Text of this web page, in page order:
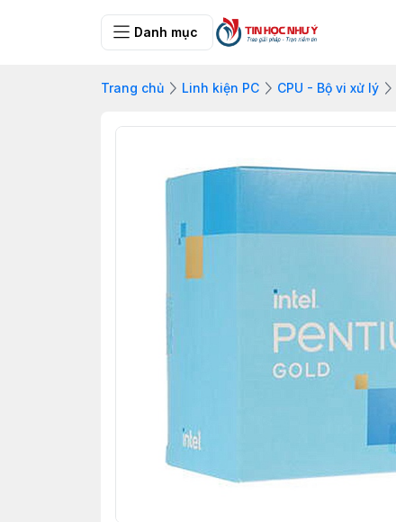
Danh mục
Trang chủ Linh kiện PC CPU - Bộ vi xử lý